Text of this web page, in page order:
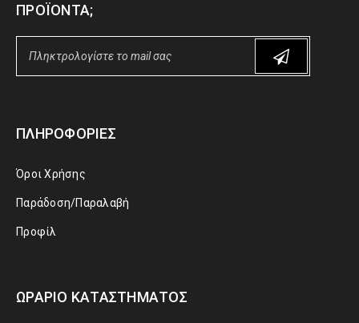
ΠΡΟΪΌΝΤΑ;
ΠΛΗΡΟΦΟΡΊΕΣ
Όροι Χρήσης
Παράδοση/Παραλαβή
Προφίλ
ΩΡΆΡΙΟ ΚΑΤΑΣΤΉΜΑΤΟΣ